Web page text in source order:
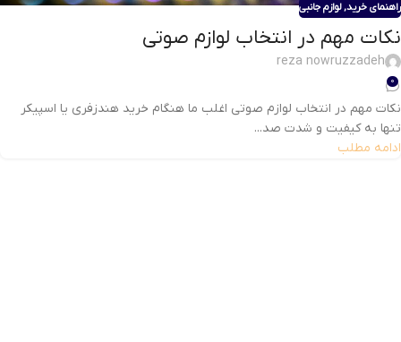
راهنمای خرید,لوازم جانبی
نکات مهم در انتخاب لوازم صوتی
reza nowruzzadeh
0
نکات مهم در انتخاب لوازم صوتی اغلب ما هنگام خرید هندزفری یا اسپیکر
تنها به کیفیت و شدت صد...
ادامه مطلب